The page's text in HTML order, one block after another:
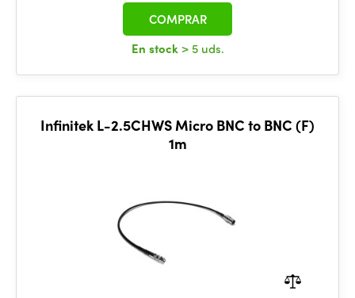
En stock > 5 uds.
COMPRAR
Infinitek L-2.5CHWS Micro BNC to BNC (F)
1m